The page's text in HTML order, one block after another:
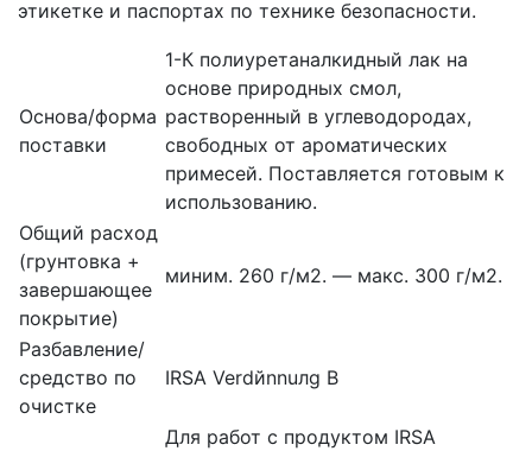
этикетке и паспортах по технике безопасности.
Основа/форма
поставки
1-К полиуретаналкидный лак на
основе природных смол,
растворенный в углеводородах,
свободных от ароматических
примесей. Поставляется готовым к
использованию.
Общий расход
(грунтовка +
завершающее
покрытие)
миним. 260 г/м2. — макс. 300 г/м2.
Разбавление/
средство по
очистке
IRSA Verdйnnuлg В
Для работ с продуктом IRSA